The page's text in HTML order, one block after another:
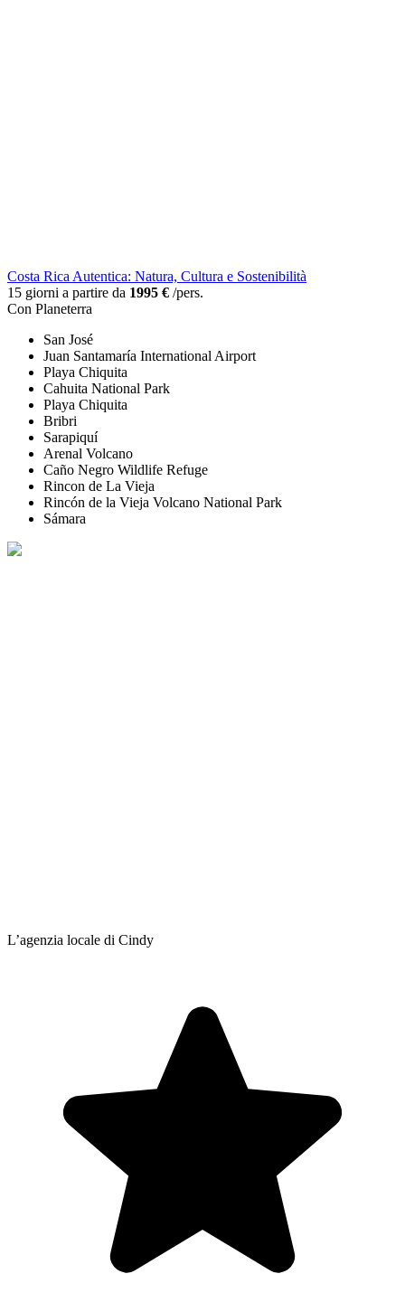
Costa Rica Autentica: Natura, Cultura e Sostenibilità
15 giorni a partire da 1995 € /pers.
Con Planeterra
San José
Juan Santamaría International Airport
Playa Chiquita
Cahuita National Park
Playa Chiquita
Bribri
Sarapiquí
Arenal Volcano
Caño Negro Wildlife Refuge
Rincon de La Vieja
Rincón de la Vieja Volcano National Park
Sámara
L’agenzia locale di Cindy